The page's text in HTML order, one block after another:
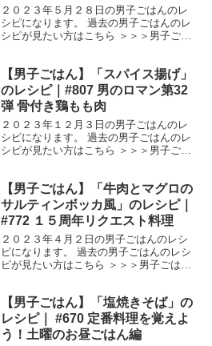
２０２３年５月２８日の男子ごはんのレ
シピになります。 過去の男子ごはんのレ
シピが見たい方はこちら ＞＞＞男子ごは
６００cc 酒 大さじ１ 塩 小さじ1/4 じ
ゃ...
【男子ごはん】「スパイス揚げ」
のレシピ｜#807 男のロマン第32
弾 骨付き鶏もも肉
２０２３年１２月３日の男子ごはんのレ
シピになります。 過去の男子ごはんのレ
シピが見たい方はこちら ＞＞＞男子ごは
付き鶏もも肉 ２本（６００g） 塩 小
さじ１ 黒こ...
【男子ごはん】「牛肉とマグロの
サルティンボッカ風」のレシピ｜
#772 １５周年リクエスト料理
２０２３年４月２日の男子ごはんのレシ
ピになります。 過去の男子ごはんのレシ
ピが見たい方はこちら ＞＞＞男子ごはん
マグロ（赤身） １柵（１５０g） 牛肩
ロース肉（す...
【男子ごはん】「塩焼きそば」の
レシピ｜ #670 定番料理を覚えよ
う！土曜のお昼ごはん編